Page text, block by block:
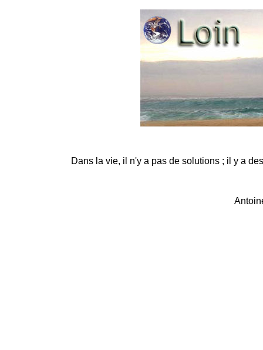
Dans la vie, il n'y a pas de solutions ; il y a